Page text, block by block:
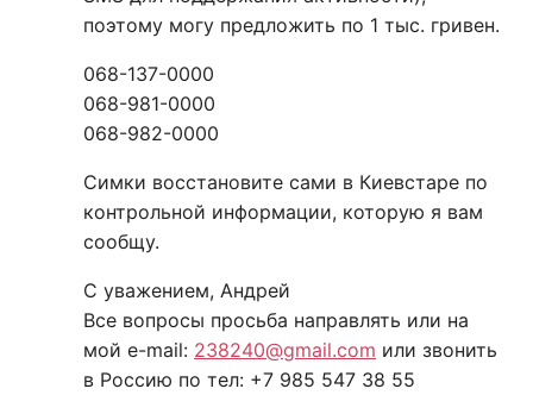
поэтому могу предложить по 1 тыс. гривен.
068-137-0000
068-981-0000
068-982-0000
Симки восстановите сами в Киевстаре по
контрольной информации, которую я вам
сообщу.
С уважением, Андрей
Все вопросы просьба направлять или на
мой e-mail: 238240@gmail.com или звонить
в Россию по тел: +7 985 547 38 55